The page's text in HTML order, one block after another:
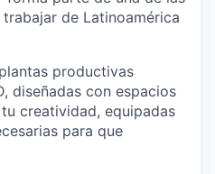
de Latinoamérica
productivas
diseñadas con espacios
creatividad, equipadas
para que